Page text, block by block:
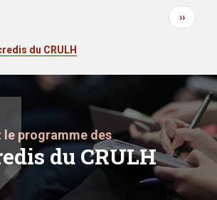
Page
››
du CRULH
le programme des
du CRULH